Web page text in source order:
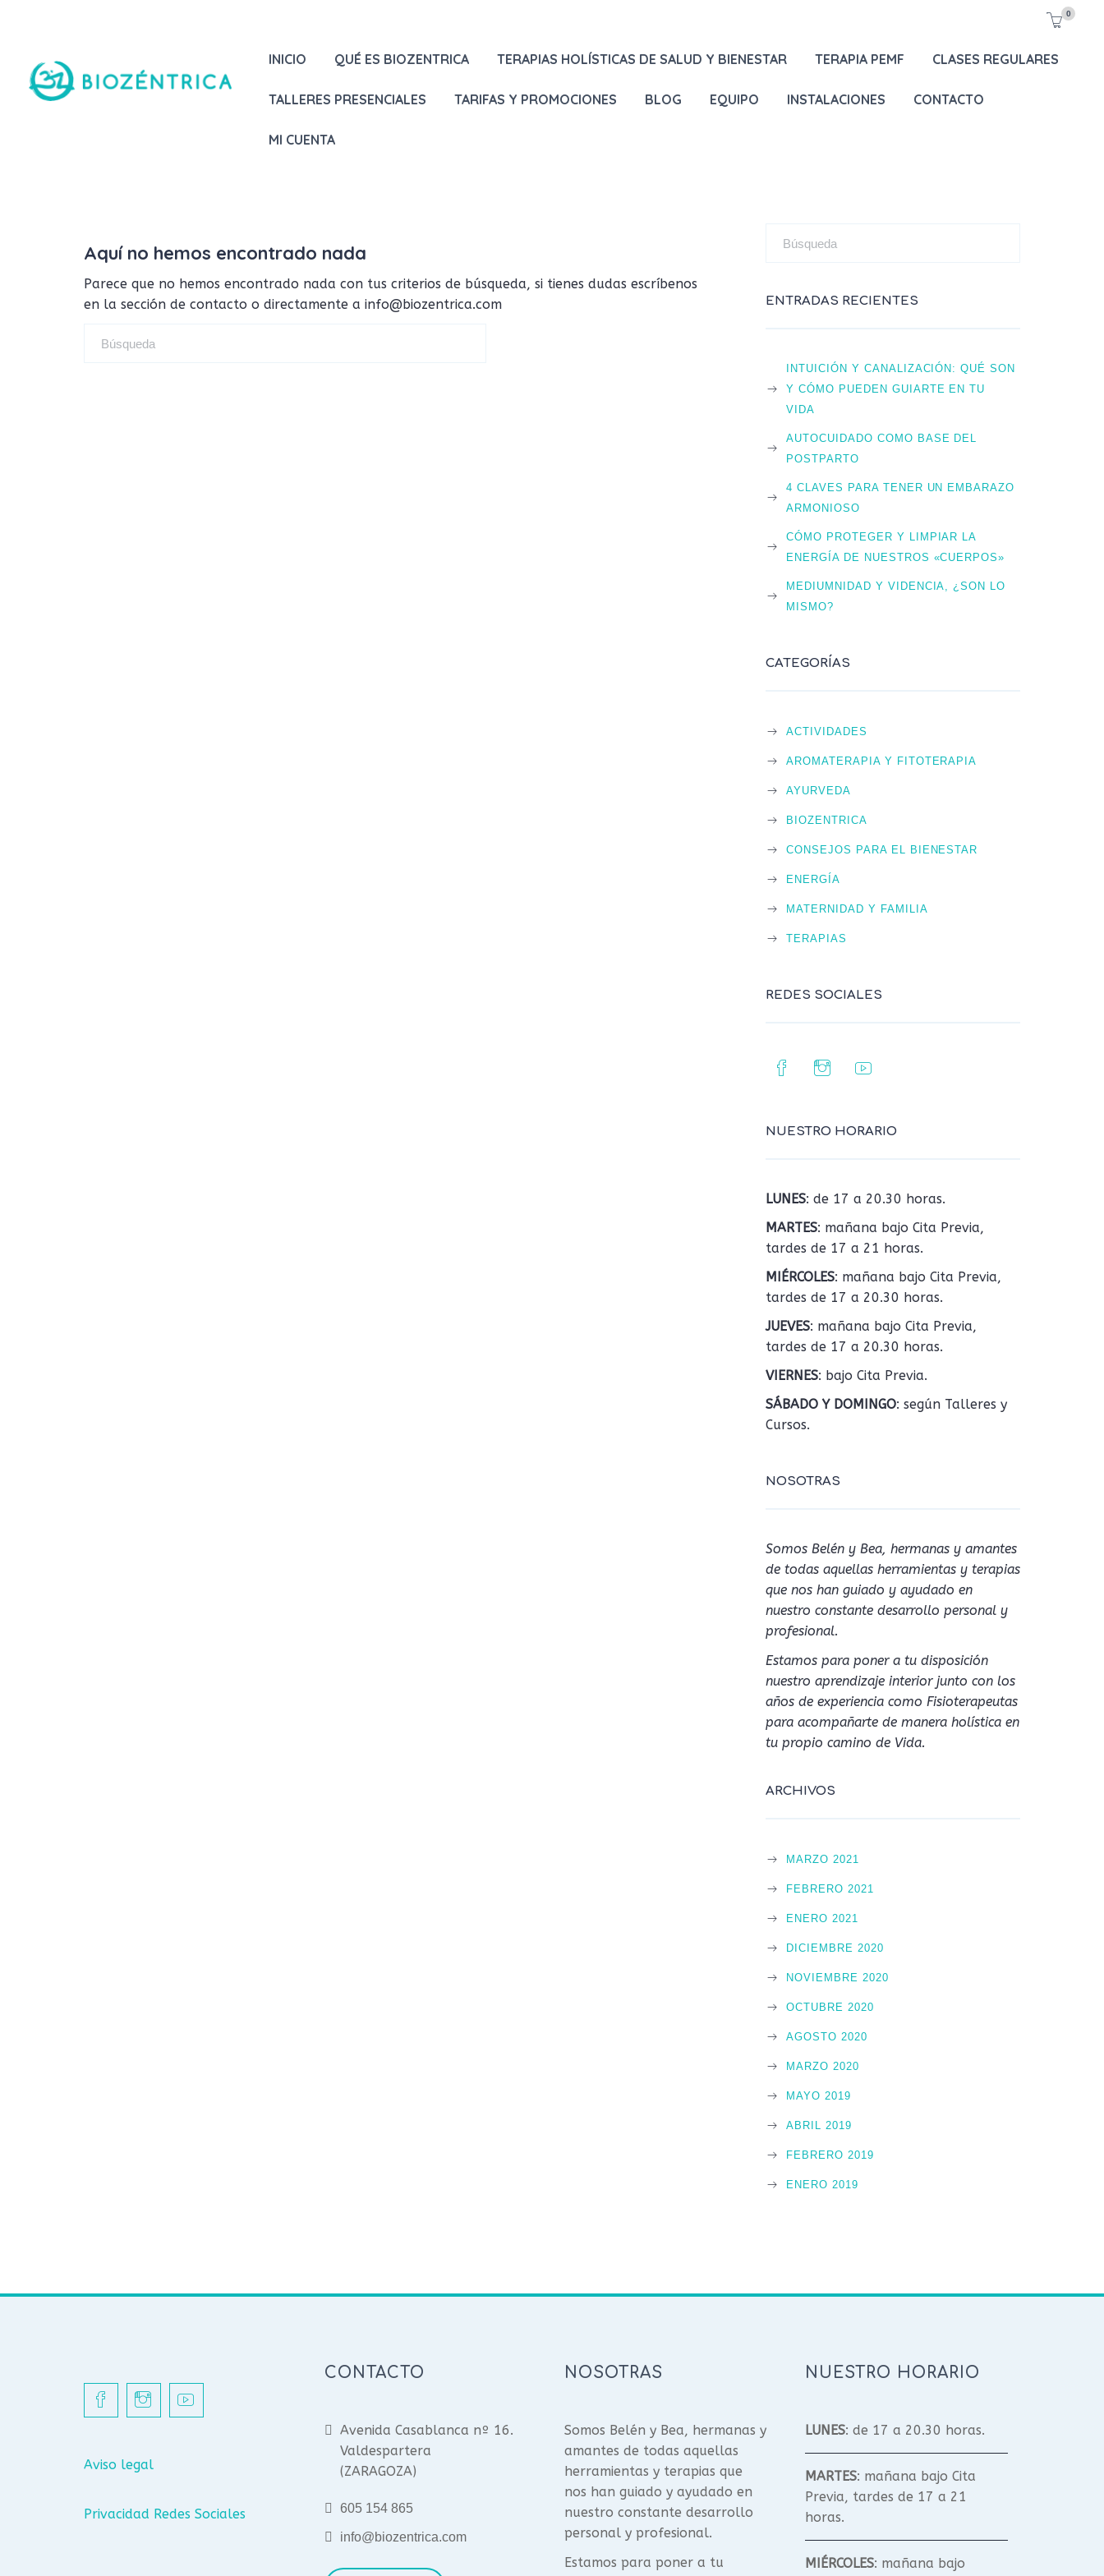
0
INICIO QUÉ ES BIOZENTRICA TERAPIAS HOLÍSTICAS DE SALUD Y BIENESTAR TERAPIA PEMF CLASES REGULARES
TALLERES PRESENCIALES TARIFAS Y PROMOCIONES BLOG EQUIPO INSTALACIONES CONTACTO
MI CUENTA
Aquí no hemos encontrado nada
Parece que no hemos encontrado nada con tus criterios de búsqueda, si tienes dudas escríbenos
en la sección de contacto o directamente a info@biozentrica.com
ENTRADAS RECIENTES
INTUICIÓN Y CANALIZACIÓN: QUÉ SON
Y CÓMO PUEDEN GUIARTE EN TU
VIDA
AUTOCUIDADO COMO BASE DEL
POSTPARTO
4 CLAVES PARA TENER UN EMBARAZO
ARMONIOSO
CÓMO PROTEGER Y LIMPIAR LA
ENERGÍA DE NUESTROS «CUERPOS»
MEDIUMNIDAD Y VIDENCIA, ¿SON LO
MISMO?
CATEGORÍAS
ACTIVIDADES
AROMATERAPIA Y FITOTERAPIA
AYURVEDA
BIOZENTRICA
CONSEJOS PARA EL BIENESTAR
ENERGÍA
MATERNIDAD Y FAMILIA
TERAPIAS
REDES SOCIALES
NUESTRO HORARIO
LUNES: de 17 a 20.30 horas.
MARTES: mañana bajo Cita Previa,
tardes de 17 a 21 horas.
MIÉRCOLES: mañana bajo Cita Previa,
tardes de 17 a 20.30 horas.
JUEVES: mañana bajo Cita Previa,
tardes de 17 a 20.30 horas.
VIERNES: bajo Cita Previa.
SÁBADO Y DOMINGO: según Talleres y
Cursos.
NOSOTRAS
Somos Belén y Bea, hermanas y amantes
de todas aquellas herramientas y terapias
que nos han guiado y ayudado en
nuestro constante desarrollo personal y
profesional.
Estamos para poner a tu disposición
nuestro aprendizaje interior junto con los
años de experiencia como Fisioterapeutas
para acompañarte de manera holística en
tu propio camino de Vida.
ARCHIVOS
MARZO 2021
FEBRERO 2021
ENERO 2021
DICIEMBRE 2020
NOVIEMBRE 2020
OCTUBRE 2020
AGOSTO 2020
MARZO 2020
MAYO 2019
ABRIL 2019
FEBRERO 2019
ENERO 2019
Aviso legal
Privacidad Redes Sociales
CONTACTO
Avenida Casablanca nº 16.
Valdespartera
(ZARAGOZA)
605 154 865
info@biozentrica.com
NOSOTRAS
Somos Belén y Bea, hermanas y
amantes de todas aquellas
herramientas y terapias que
nos han guiado y ayudado en
nuestro constante desarrollo
personal y profesional.
Estamos para poner a tu
NUESTRO HORARIO
LUNES: de 17 a 20.30 horas.
MARTES: mañana bajo Cita
Previa, tardes de 17 a 21
horas.
MIÉRCOLES: mañana bajo